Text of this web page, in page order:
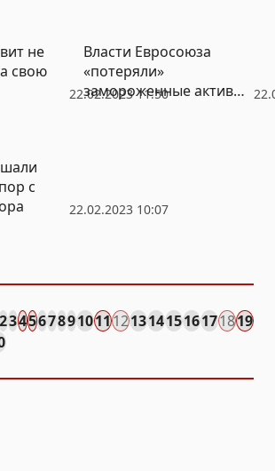
22.02.2023 11:50
не
свою
Власти Евросоюза
«потеряли»
замороженные активы
22.02.2023 10:07
с
2345678910111213141516171819